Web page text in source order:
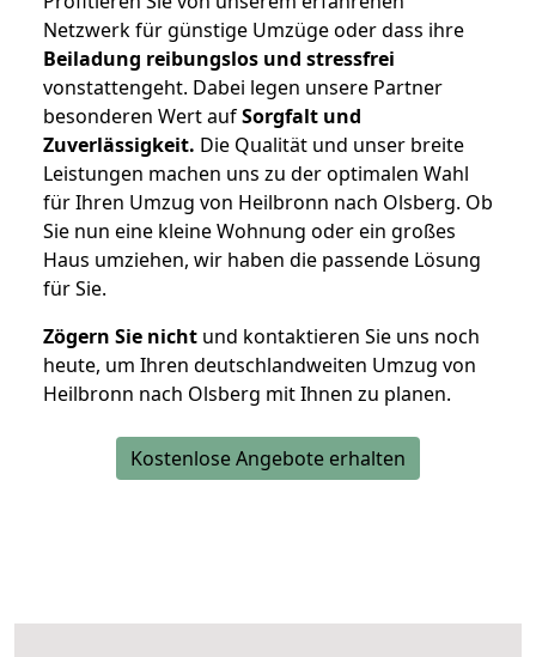
Netzwerk für günstige Umzüge oder dass ihre
Beiladung reibungslos und stressfrei
vonstattengeht. Dabei legen unsere Partner
besonderen Wert aufSorgfalt und
Zuverlässigkeit. Die Qualität und unser breite
Leistungen machen uns zu der optimalen Wahl
für Ihren Umzug von Heilbronn nach Olsberg. Ob
Sie nun eine kleine Wohnung oder ein großes
Haus umziehen, wir haben die passende Lösung
für Sie.
Zögern Sie nicht und kontaktieren Sie uns noch
heute, um Ihren deutschlandweiten Umzug von
Heilbronn nach Olsberg mit Ihnen zu planen.
Kostenlose Angebote erhalten